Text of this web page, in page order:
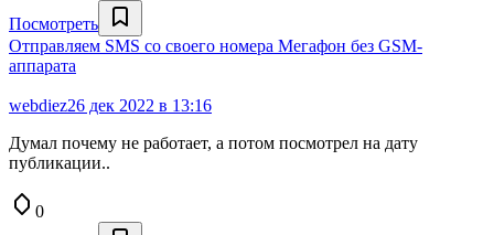
Посмотреть
Отправляем SMS со своего номера Мегафон без GSM-
аппарата
webdiez26 дек 2022 в 13:16
Думал почему не работает, а потом посмотрел на дату
публикации..
0